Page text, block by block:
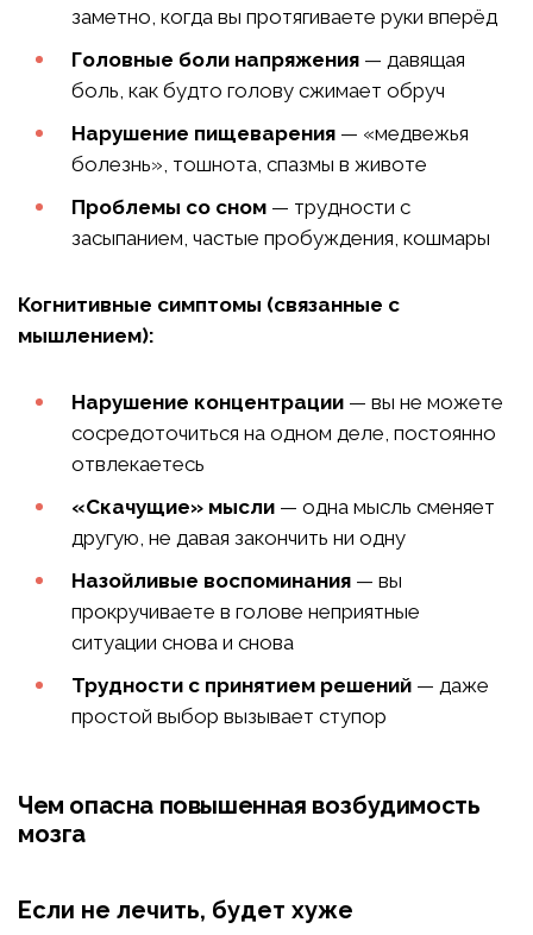
заметно, когда вы протягиваете руки вперёд
Головные боли напряжения — давящая
боль, как будто голову сжимает обруч
Нарушение пищеварения — «медвежья
болезнь», тошнота, спазмы в животе
Проблемы со сном — трудности с
засыпанием, частые пробуждения, кошмары
Когнитивные симптомы (связанные с
мышлением):
Нарушение концентрации — вы не можете
сосредоточиться на одном деле, постоянно
отвлекаетесь
«Скачущие» мысли — одна мысль сменяет
другую, не давая закончить ни одну
Назойливые воспоминания — вы
прокручиваете в голове неприятные
ситуации снова и снова
Трудности с принятием решений — даже
простой выбор вызывает ступор
Чем опасна повышенная возбудимость
мозга
Если не лечить, будет хуже